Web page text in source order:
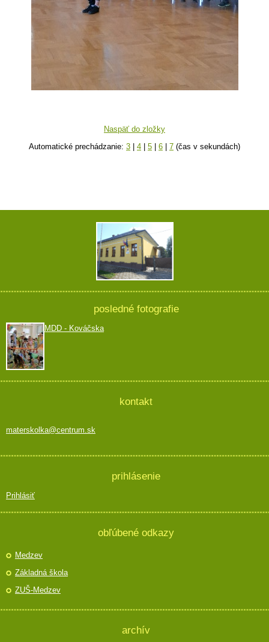
Naspäť do zložky
Automatické prechádzanie: 3 4 5 6 7 (čas v sekundách)
posledné fotografie
MDD - Kováčska
kontakt
materskolka@centrum.sk
prihlásenie
Prihlásiť
obľúbené odkazy
Medzev
Základná škola
ZUŠ-Medzev
archív